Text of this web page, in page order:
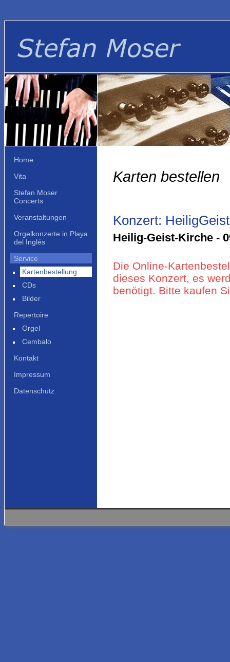
Karten bestellen
Konzert:
Heilig-Geist-Kirche -
Die Online-
dieses Konzert, es
benötigt. Bitte kaufen
Home
Vita
Stefan Moser
Concerts
Veranstaltungen
Orgelkonzerte in Playa
del Inglés
Service
Kartenbestellung
CDs
Bilder
Repertoire
Orgel
Cembalo
Kontakt
Impressum
Datenschutz